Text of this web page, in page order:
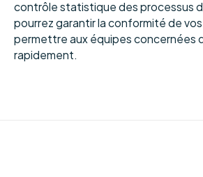
contrôle statistique des processus
pourrez garantir la conformité de
permettre aux équipes concernées
rapidement.